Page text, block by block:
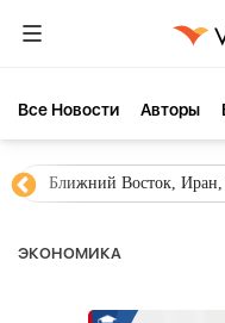
Все Новости Aвторы
Ближний Восток,
ЭКОНОМИКА